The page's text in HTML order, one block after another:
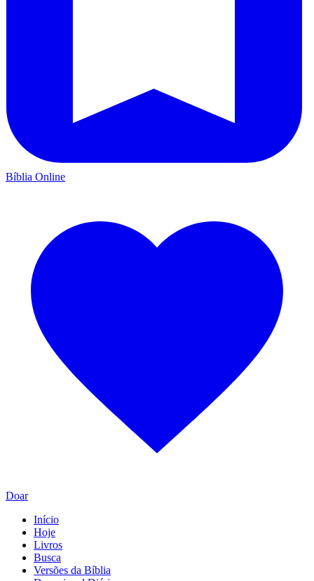
Bíblia Online
Doar
Início
Hoje
Livros
Busca
Versões da Bíblia